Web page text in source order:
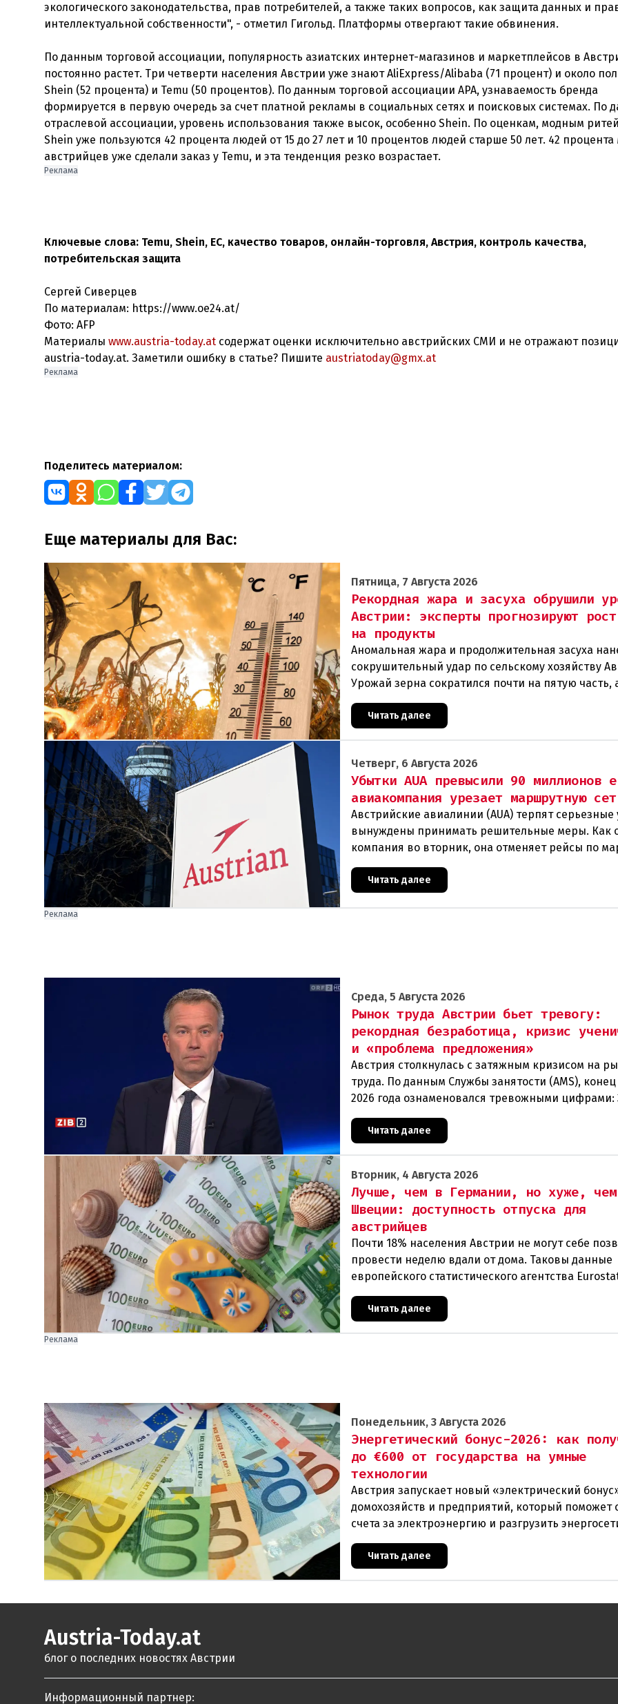
экологического законодательства, прав потребителей, а также таких вопросов, как защита данных и
интеллектуальной собственности", - отметил Гигольд. Платформы отвергают такие обвинения.
По данным торговой ассоциации, популярность азиатских интернет-магазинов и маркетплейсов в
постоянно растет. Три четверти населения Австрии уже знают AliExpress/Alibaba (71 процент) и около
Shein (52 процента) и Temu (50 процентов). По данным торговой ассоциации APA, узнаваемость бренда
формируется в первую очередь за счет платной рекламы в социальных сетях и поисковых системах. По
отраслевой ассоциации, уровень использования также высок, особенно Shein. По оценкам, модным
Shein уже пользуются 42 процента людей от 15 до 27 лет и 10 процентов людей старше 50 лет. 42
австрийцев уже сделали заказ у Temu, и эта тенденция резко возрастает.
Реклама
Ключевые слова: Temu, Shein, ЕС, качество товаров, онлайн-торговля, Австрия, контроль качества,
потребительская защита
Сергей Сиверцев
По материалам: https://www.oe24.at/
Фото: AFP
Материалы www.austria-today.at содержат оценки исключительно австрийских СМИ и не отражают
austria-today.at. Заметили ошибку в статье? Пишите austriatoday@gmx.at
Реклама
Поделитесь материалом:
Еще материалы для Вас:
Пятница, 7 Августа 2026
Рекордная жара и засуха обрушили
Австрии: эксперты прогнозируют
на продукты
Аномальная жара и продолжительная засуха
сокрушительный удар по сельскому хозяйству
Урожай зерна сократился почти на пятую часть,
некоторых регионах потери достигают 80
Читать далее
Четверг, 6 Августа 2026
Убытки AUA превысили 90 миллионов
авиакомпания урезает маршрутную
Австрийские авиалинии (AUA) терпят серьезные
вынуждены принимать решительные меры. Как
компания во вторник, она отменяет рейсы по
Вена — Грац.Причиной столь жесткой экономии
Читать далее
Реклама
Среда, 5 Августа 2026
Рынок труда Австрии бьет тревогу:
рекордная безработица, кризис
и «проблема предложения»
Австрия столкнулась с затяжным кризисом на
труда. По данным Службы занятости (AMS),
2026 года ознаменовался тревожными цифрами:
человек официально зарегистрированы как
Читать далее
Вторник, 4 Августа 2026
Лучше, чем в Германии, но хуже,
Швеции: доступность отпуска для
австрийцев
Почти 18% населения Австрии не могут себе
провести неделю вдали от дома. Таковы данные
европейского статистического агентства
год. И хотя ситуация в стране выглядит лучше ср
Читать далее
Реклама
Понедельник, 3 Августа 2026
Энергетический бонус-2026: как
до €600 от государства на умные
технологии
Австрия запускает новый «электрический
домохозяйств и предприятий, который поможет
счета за электроэнергию и разгрузить
Частные лица могут получить до 600 евро на
Читать далее
Austria-Today.at
блог о последних новостях Австрии
Информационный партнер: